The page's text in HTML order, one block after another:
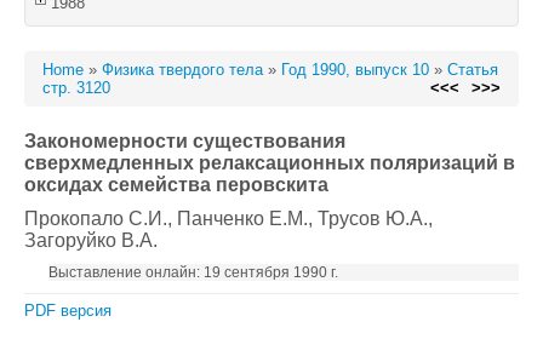
Home » Физика твердого тела» Год 1990, выпуск 10 » Статья
стр. 3120
<<< >>>
Закономерности существования
сверхмедленных релаксационных поляризаций в
оксидах семейства перовскита
Прокопало С.И., Панченко Е.М., Трусов Ю.А.,
Загоруйко В.А.
Выставление онлайн: 19 сентября 1990 г.
PDF версия